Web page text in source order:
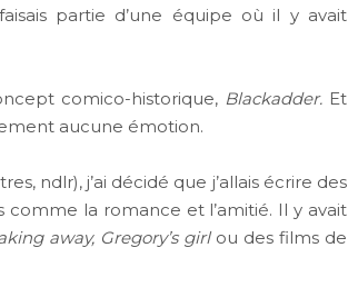
partie d’une équipe où il y avait
comico-historique, Blackadder. Et
aucune émotion.
ndlr), j’ai décidé que j’allais écrire des
comme la romance et l’amitié. Il y avait
away, Gregory’s girl ou des films de